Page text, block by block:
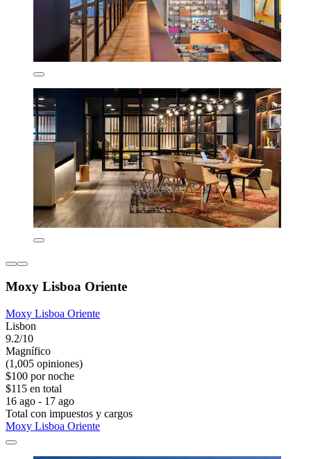
Moxy Lisboa Oriente
Moxy Lisboa Oriente
Lisbon
9.2/10
Magnífico
(1,005 opiniones)
$100 por noche
$115 en total
16 ago - 17 ago
Total con impuestos y cargos
Moxy Lisboa Oriente